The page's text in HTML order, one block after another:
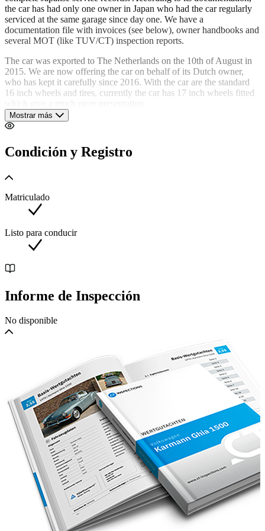
the car has had only one owner in Japan who had the car regularly
serviced at the same garage since day one. We have a
documentation file with invoices (see below), owner handbooks and
several MOT (like TUV/CT) inspection reports.
The car was exported to The Netherlands on the 10th of August in
2015. We are now offering the car on behalf of its Dutch owner,
who has kept it carefully since 2016. With the car are the standard
16 inch wheels and tires, currently the car has 17 inch wheels fitted
The car is in its original paint, so no accidents and with its all
rare quality and low mileage Evo 1!
Serviced on 24-07-2004 at 10.131km in Osaka, Japan
Serviced on 08-01-2006 at 12.651km in Osaka, Japan
Serviced on 26-09-2009 at 16.861km in Osaka, Japan
Serviced on 24-10-2009 at 16.879km in Osaka, Japan
Serviced on 04-06-2010 in Osaka, Japan
Serviced on 04-08-2011 at 18.933km in Osaka, Japan
Serviced on 07-10-2011 at 19.015km in Osaka, Japan
Serviced on 09-06-2013 at 22.506km in Osaka, Japan
Serviced on 24-08-2013 at 22.583km in Osaka, Japan
Serviced on 15-10-2013 at 22.799km in Osaka, Japan
Serviced on 04-08-2014 at 27.017km in Osaka, Japan
Serviced on 08-01-2016 at 35.654km in The Netherlands
The car now receives its 40.000 km service before delivery. Comes
with Dutch (EEC) registration papers and APK (like
MOT/TUV/CT).
Mostrar más
Condición y Registro
Matriculado
Listo para conducir
Informe de Inspección
No disponible